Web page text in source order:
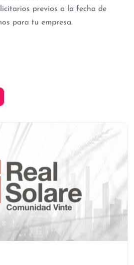
previos a la fecha de
para tu empresa.